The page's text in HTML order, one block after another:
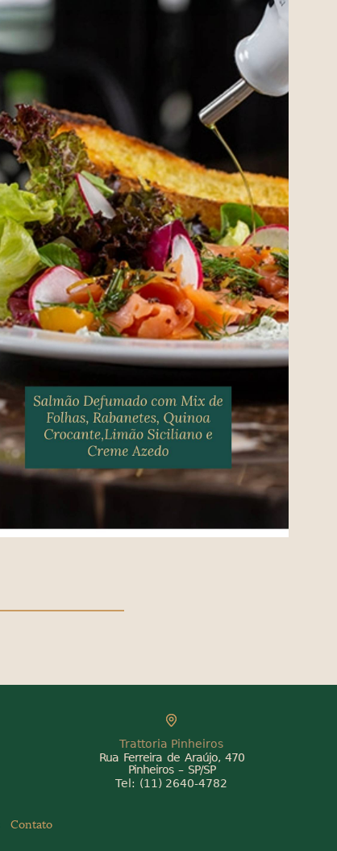
Trattoria Pinheiros
Rua Ferreira de Araújo, 470
Pinheiros – SP/SP
Tel: (11) 2640-4782
Contato